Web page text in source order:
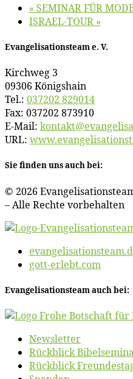
« SEMINAR FÜR
ISRAEL-TOUR »
Evan­ge­li­sa­ti­ons­team e. V.
Kirch­weg 3
09306 Königshain
Tel.: 037202 829014
Fax: 037202 873910
E‑Mail:
URL:
Sie fin­den uns auch bei:
© 2026
– Al­le Rech­te vorbehalten
gott-erlebt.com
Evan­ge­li­sa­ti­ons­team auch bei:
News­let­ter
Rück­blick
Rück­blick